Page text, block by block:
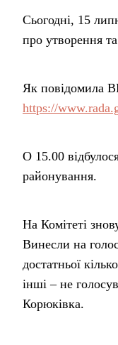
Сьогодні, 15
про утворення
Як повідомила
https://
О 15.00
районування.
На Комітеті
Винесли на
достатньої
інші – не
Корюківка.